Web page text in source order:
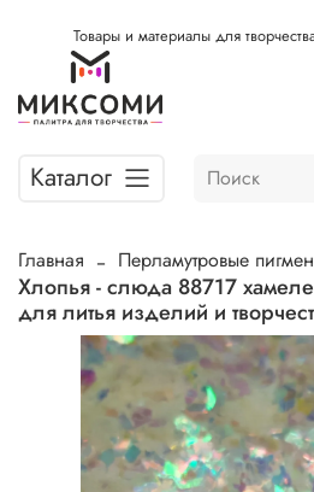
Товары и материалы для
Каталог
Главная Перламутровые
Хлопья - слюда 88717
для литья изделий и